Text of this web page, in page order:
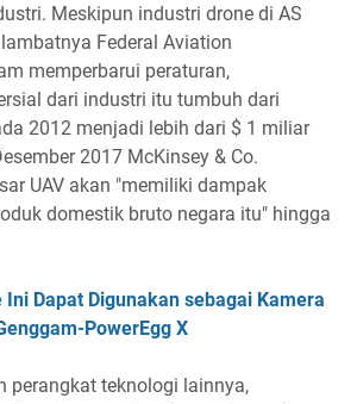
Meskipun industri drone di AS
Federal Aviation
memperbarui peraturan,
dari industri itu tumbuh dari
2012 menjadi lebih dari $ 1 miliar
2017 McKinsey & Co.
UAV akan "memiliki dampak
domestik bruto negara itu" hingga
Ini Dapat Digunakan sebagai Kamera
PowerEgg X
perangkat teknologi lainnya,